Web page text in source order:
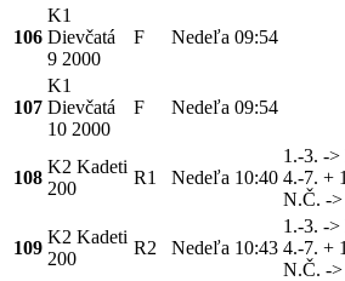
106
K1
Dievčatá
9 2000
F Nedeľa 09:54
107
K1
Dievčatá
10 2000
F Nedeľa 09:54
108
K2 Kadeti
200
R1 Nedeľa 10:40
1.-3. ->
4.-7. + 1
N.Č. ->
109
K2 Kadeti
200
R2 Nedeľa 10:43
1.-3. ->
4.-7. + 1
N.Č. ->